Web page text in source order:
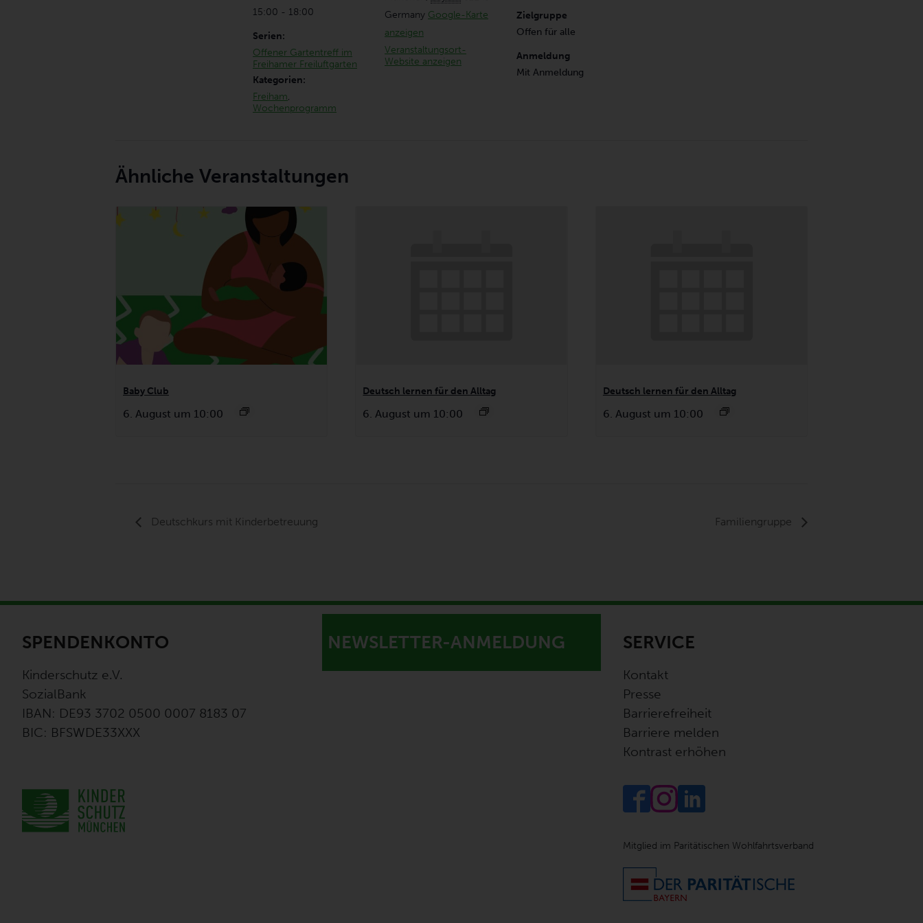
15:00 - 18:00
Serien:
Offener Gartentreff im
Freihamer Freiluftgarten
Kategorien:
Freiham,
Wochenprogramm
Germany Google-Karte
anzeigen
Veranstaltungsort-
Website anzeigen
Zielgruppe
Offen für alle
Anmeldung
Mit Anmeldung
Ähnliche Veranstaltungen
Baby Club
6. August um 10:00
Deutsch lernen für den Alltag
6. August um 10:00
Deutsch lernen für den Alltag
6. August um 10:00
Deutschkurs mit Kinderbetreuung Familiengruppe
SPENDENKONTO
Kinderschutz e.V.
SozialBank
IBAN: DE93 3702 0500 0007 8183 07
BIC: BFSWDE33XXX
NEWSLETTER-ANMELDUNG SERVICE
Kontakt
Presse
Barrierefreiheit
Barriere melden
Kontrast erhöhen
Mitglied im Paritätischen Wohlfahrtsverband